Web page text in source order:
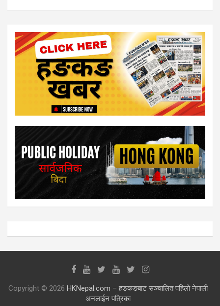
Copyright © 2026 HKNepal.com – हङकङबाट सञ्चालित पहिलो नेपाली
अनलाईन पत्रिका